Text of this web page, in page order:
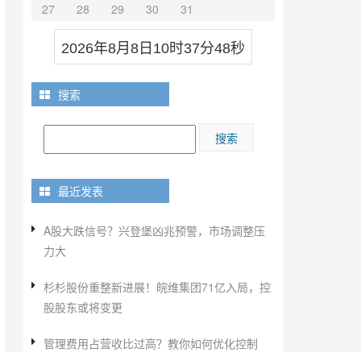
27
28 29 30 31
2026年8月8日10时37分49秒
搜索
最近发表
A股大跌信号？兴登堡凶兆预警，市场调整压
力大
杉杉股份重整新进展！皖维集团71亿入局，控
股股东或将变更
管理费用占营收比过高？教你如何优化控制